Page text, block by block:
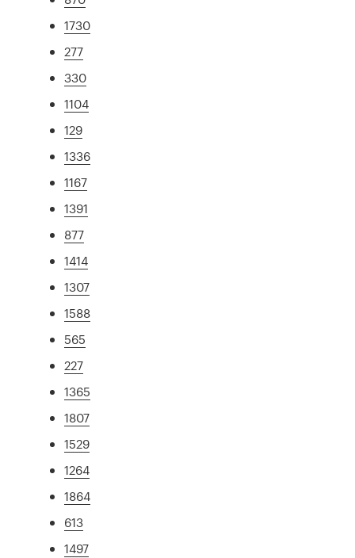
1730
277
330
1104
129
1336
1167
1391
877
1414
1307
1588
565
227
1365
1807
1529
1264
1864
613
1497